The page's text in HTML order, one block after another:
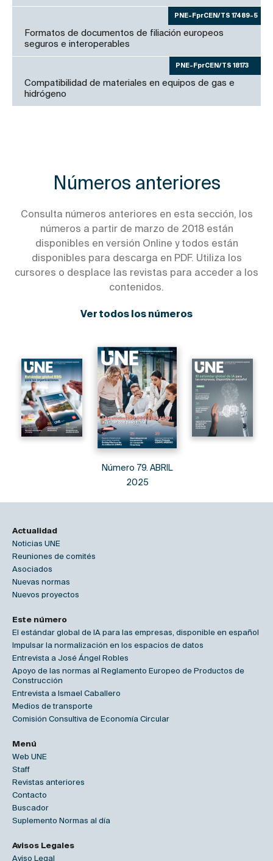
PNE-FprCEN/TS 17489-5
Formatos de documentos de filiación europeos
seguros e interoperables
PNE-FprCEN/TS 18173
Compatibilidad de materiales en equipos de gas e
hidrógeno
Números anteriores
Consulta números anteriores en esta sección, los
números a partir de marzo de 2018 están
disponibles en versión Online y todos están
disponibles para descarga en PDF. Utiliza los
cursores o desplace las revistas para acceder a los
contenidos.
Ver todos los números
Número 79. ABRIL
2025
Actualidad
Noticias UNE
Reuniones de comités
Asociados
Nuevas normas
Nuevos proyectos
Este número
El estándar global de IA para las empresas, disponible en español
Impulsar la normalización en los espacios de datos
Entrevista a José Ángel Robles
Apoyo de las normas al Reglamento Europeo de Productos de
Construcción
Entrevista a Ismael Caballero
Medios de transporte
Comisión Consultiva de Economía Circular
Menú
Web UNE
Staff
Revistas anteriores
Contacto
Buscador
Suplemento Normas al día
Avisos Legales
Aviso Legal